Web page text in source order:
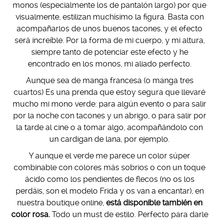
monos (especialmente los de pantalón largo) por que
visualmente, estilizan muchísimo la figura. Basta con
acompañarlos de unos buenos tacones, y el efecto
será increíble. Por la forma de mi cuerpo, y mi altura,
siempre tanto de potenciar este efecto y he
encontrado en los monos, mi aliado perfecto.
Aunque sea de manga francesa (o manga tres
cuartos) Es una prenda que estoy segura que llevaré
mucho mi mono verde: para algún evento o para salir
por la noche con tacones y un abrigo, o para salir por
la tarde al cine o a tomar algo, acompañándolo con
un cardigan de lana, por ejemplo.
Y aunque el verde me parece un color súper
combinable con colores más sobrios o con un toque
ácido como los pendientes de flecos (no os los
perdáis, son el modelo Frida y os van a encantar), en
nuestra boutique online, está disponible también en
color rosa.Todo un must de estilo. Perfecto para darle